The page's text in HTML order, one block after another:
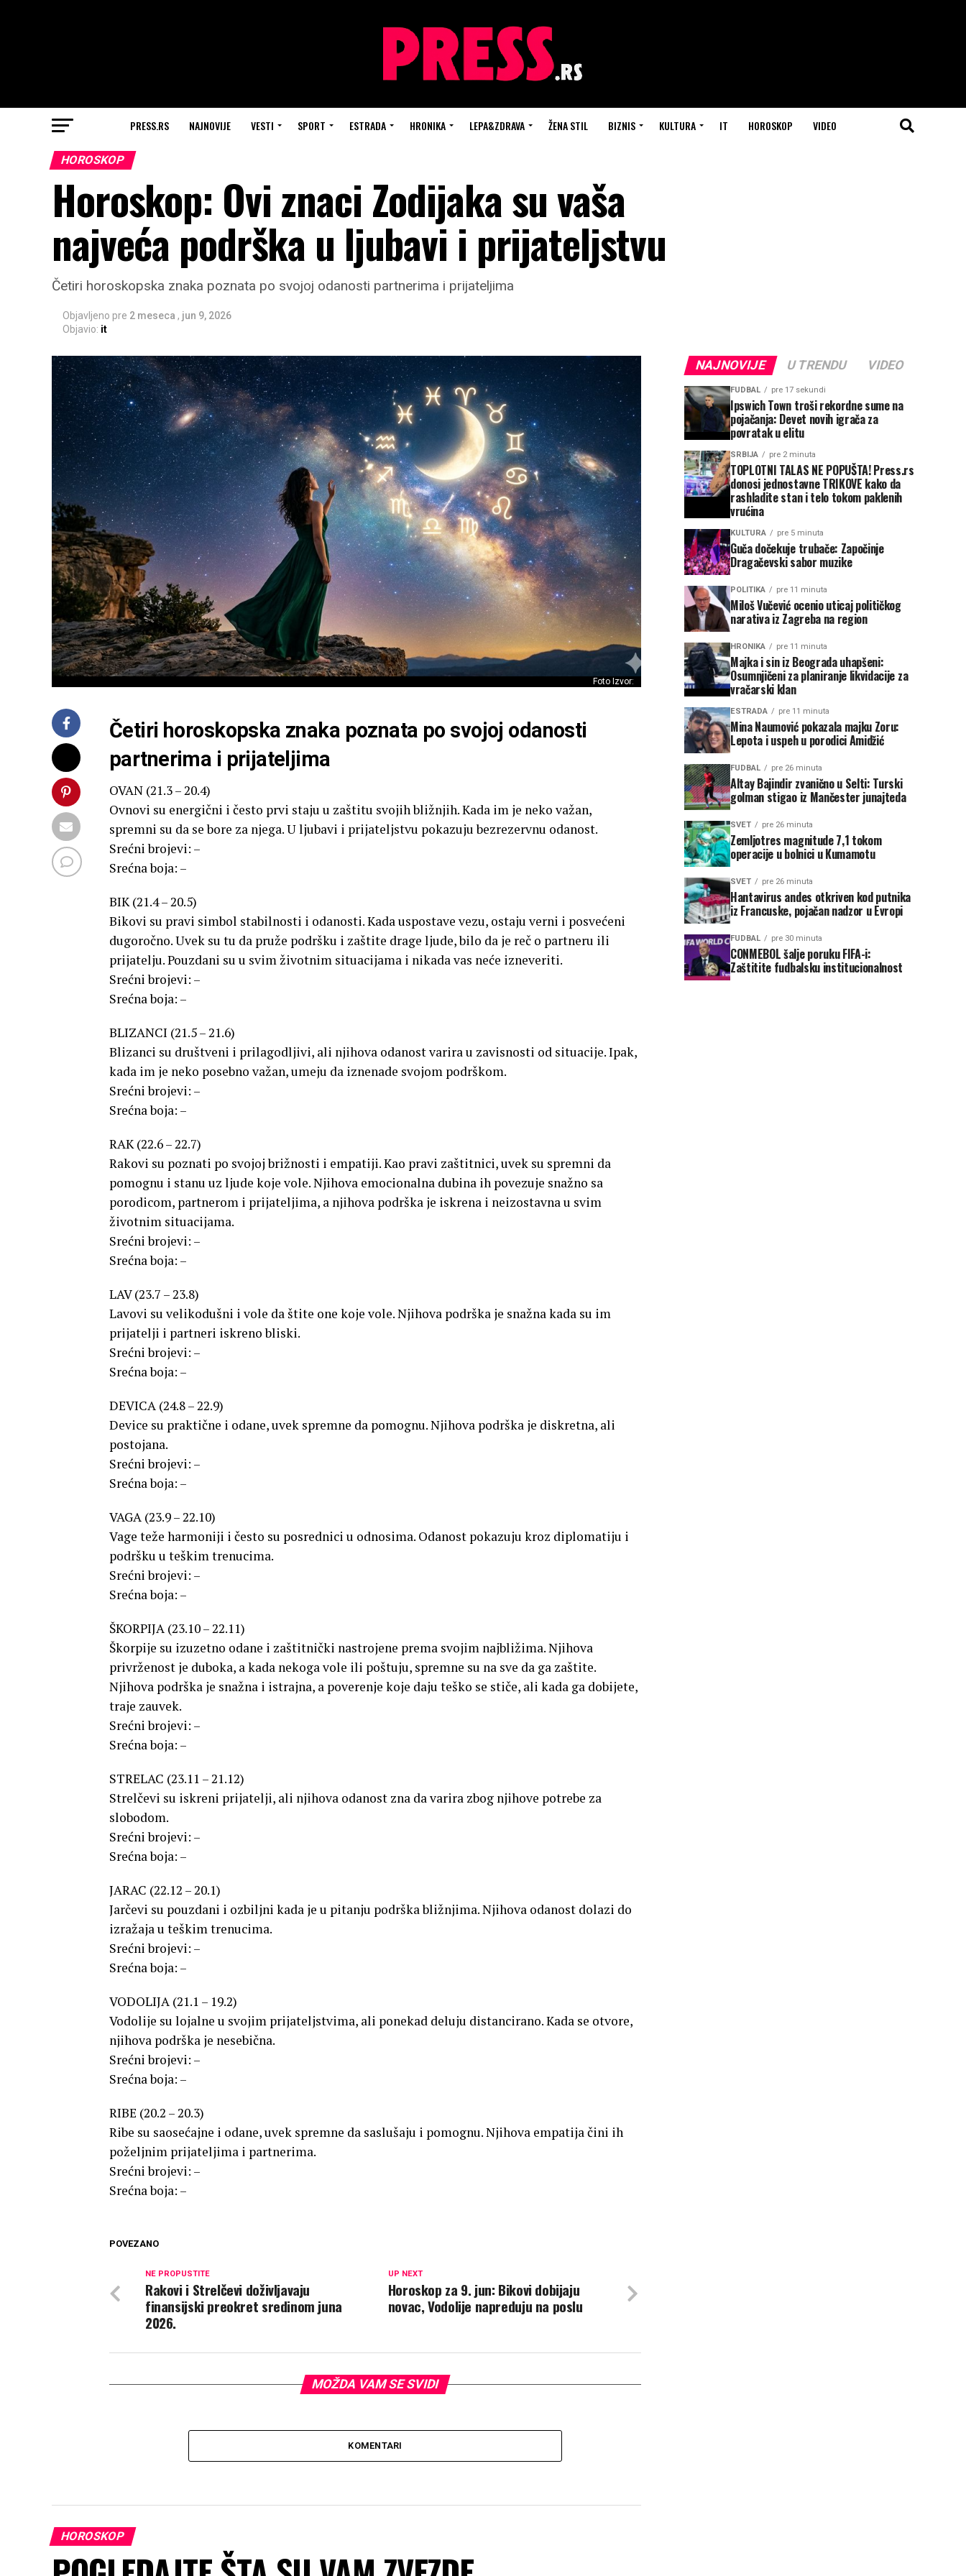
PRESS.RS NAJNOVIJE VESTI SPORT ESTRADA HRONIKA LEPA&ZDRAVA ŽENA STIL BIZNIS KULTURA IT HOROSKOP VIDEO
HOROSKOP
Horoskop: Ovi znaci Zodijaka su vaša
najveća podrška u ljubavi i prijateljstvu
Četiri horoskopska znaka poznata po svojoj odanosti partnerima i prijateljima
Objavljeno pre 2 meseca , jun 9, 2026
Objavio: it
Foto Izvor:
Četiri horoskopska znaka poznata po svojoj odanosti
partnerima i prijateljima
OVAN (21.3 – 20.4)
Ovnovi su energični i često prvi staju u zaštitu svojih bližnjih. Kada im je neko važan,
spremni su da se bore za njega. U ljubavi i prijateljstvu pokazuju bezrezervnu odanost.
Srećni brojevi: –
Srećna boja: –
BIK (21.4 – 20.5)
Bikovi su pravi simbol stabilnosti i odanosti. Kada uspostave vezu, ostaju verni i posvećeni
dugoročno. Uvek su tu da pruže podršku i zaštite drage ljude, bilo da je reč o partneru ili
prijatelju. Pouzdani su u svim životnim situacijama i nikada vas neće izneveriti.
Srećni brojevi: –
Srećna boja: –
BLIZANCI (21.5 – 21.6)
Blizanci su društveni i prilagodljivi, ali njihova odanost varira u zavisnosti od situacije. Ipak,
kada im je neko posebno važan, umeju da iznenade svojom podrškom.
Srećni brojevi: –
Srećna boja: –
RAK (22.6 – 22.7)
Rakovi su poznati po svojoj brižnosti i empatiji. Kao pravi zaštitnici, uvek su spremni da
pomognu i stanu uz ljude koje vole. Njihova emocionalna dubina ih povezuje snažno sa
porodicom, partnerom i prijateljima, a njihova podrška je iskrena i neizostavna u svim
životnim situacijama.
Srećni brojevi: –
Srećna boja: –
LAV (23.7 – 23.8)
Lavovi su velikodušni i vole da štite one koje vole. Njihova podrška je snažna kada su im
prijatelji i partneri iskreno bliski.
Srećni brojevi: –
Srećna boja: –
DEVICA (24.8 – 22.9)
Device su praktične i odane, uvek spremne da pomognu. Njihova podrška je diskretna, ali
postojana.
Srećni brojevi: –
Srećna boja: –
VAGA (23.9 – 22.10)
Vage teže harmoniji i često su posrednici u odnosima. Odanost pokazuju kroz diplomatiju i
podršku u teškim trenucima.
Srećni brojevi: –
Srećna boja: –
ŠKORPIJA (23.10 – 22.11)
Škorpije su izuzetno odane i zaštitnički nastrojene prema svojim najbližima. Njihova
privrženost je duboka, a kada nekoga vole ili poštuju, spremne su na sve da ga zaštite.
Njihova podrška je snažna i istrajna, a poverenje koje daju teško se stiče, ali kada ga dobijete,
traje zauvek.
Srećni brojevi: –
Srećna boja: –
STRELAC (23.11 – 21.12)
Strelčevi su iskreni prijatelji, ali njihova odanost zna da varira zbog njihove potrebe za
slobodom.
Srećni brojevi: –
Srećna boja: –
JARAC (22.12 – 20.1)
Jarčevi su pouzdani i ozbiljni kada je u pitanju podrška bližnjima. Njihova odanost dolazi do
izražaja u teškim trenucima.
Srećni brojevi: –
Srećna boja: –
VODOLIJA (21.1 – 19.2)
Vodolije su lojalne u svojim prijateljstvima, ali ponekad deluju distancirano. Kada se otvore,
njihova podrška je nesebična.
Srećni brojevi: –
Srećna boja: –
RIBE (20.2 – 20.3)
Ribe su saosećajne i odane, uvek spremne da saslušaju i pomognu. Njihova empatija čini ih
poželjnim prijateljima i partnerima.
Srećni brojevi: –
Srećna boja: –
POVEZANO
UP NEXT
Horoskop za 9. jun: Bikovi dobijaju
novac, Vodolije napreduju na poslu
NE PROPUSTITE
Rakovi i Strelčevi doživljavaju
finansijski preokret sredinom juna
2026.
MOŽDA VAM SE SVIDI
KOMENTARI
HOROSKOP
NAJNOVIJE U TRENDU VIDEO
FUDBAL pre 17 sekundi
Ipswich Town troši rekordne sume na
pojačanja: Devet novih igrača za
povratak u elitu
SRBIJA pre 2 minuta
TOPLOTNI TALAS NE POPUŠTA! Press.rs
donosi jednostavne TRIKOVE kako da
rashladite stan i telo tokom paklenih
vrućina
KULTURA pre 5 minuta
Guča dočekuje trubače: Započinje
Dragačevski sabor muzike
POLITIKA pre 11 minuta
Miloš Vučević ocenio uticaj političkog
narativa iz Zagreba na region
HRONIKA pre 11 minuta
Majka i sin iz Beograda uhapšeni:
Osumnjičeni za planiranje likvidacije za
vračarski klan
ESTRADA pre 11 minuta
Mina Naumović pokazala majku Zoru:
Lepota i uspeh u porodici Amidžić
FUDBAL pre 26 minuta
Altay Bajindir zvanično u Selti: Turski
golman stigao iz Mančester junajteda
SVET pre 26 minuta
Zemljotres magnitude 7,1 tokom
operacije u bolnici u Kumamotu
SVET pre 26 minuta
Hantavirus andes otkriven kod putnika
iz Francuske, pojačan nadzor u Evropi
FUDBAL pre 30 minuta
CONMEBOL šalje poruku FIFA-i:
Zaštitite fudbalsku institucionalnost